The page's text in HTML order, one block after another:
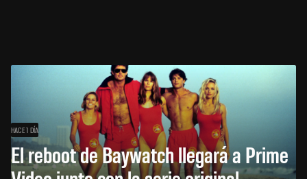
HACE 1 DÍA
El reboot de Baywatch llegará a Prime